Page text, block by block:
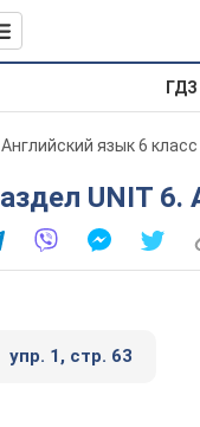
ГДЗ
Английский язык 6
Раздел UNIT 6.
упр. 1, стр. 63